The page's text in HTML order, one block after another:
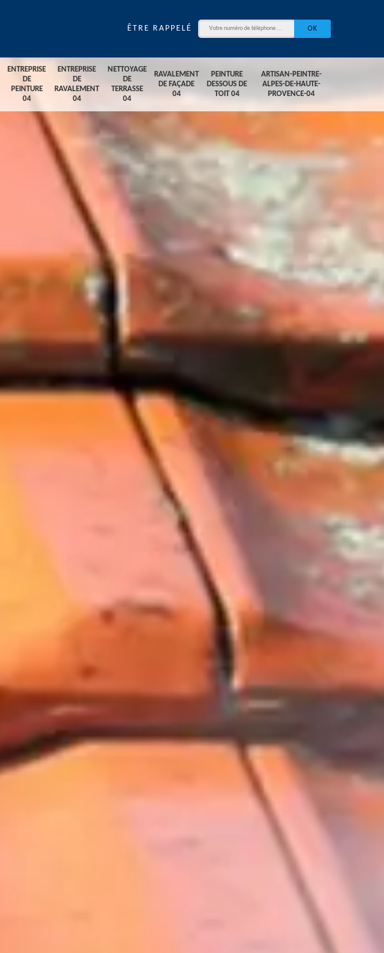
ÊTRE RAPPELÉ
ENTREPRISE
DE
PEINTURE
04
ENTREPRISE
DE
RAVALEMENT
04
NETTOYAGE
DE
TERRASSE
04
RAVALEMENT
DE FAÇADE
04
PEINTURE
DESSOUS DE
TOIT 04
ARTISAN-PEINTRE-
ALPES-DE-HAUTE-
PROVENCE-04